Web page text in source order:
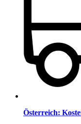
Österreich: